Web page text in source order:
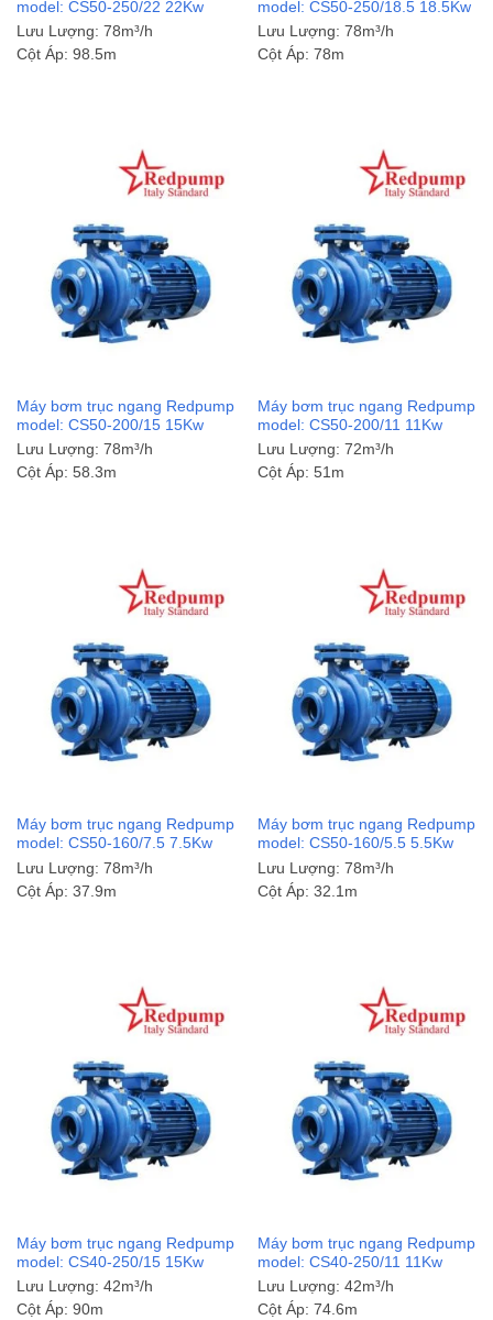
model: CS50-250/22 22Kw
Lưu Lượng: 78m³/h
Cột Áp: 98.5m
model: CS50-250/18.5 18.5Kw
Lưu Lượng: 78m³/h
Cột Áp: 78m
Máy bơm trục ngang Redpump
model: CS50-200/15 15Kw
Lưu Lượng: 78m³/h
Cột Áp: 58.3m
Máy bơm trục ngang Redpump
model: CS50-200/11 11Kw
Lưu Lượng: 72m³/h
Cột Áp: 51m
Máy bơm trục ngang Redpump
model: CS50-160/7.5 7.5Kw
Lưu Lượng: 78m³/h
Cột Áp: 37.9m
Máy bơm trục ngang Redpump
model: CS50-160/5.5 5.5Kw
Lưu Lượng: 78m³/h
Cột Áp: 32.1m
Máy bơm trục ngang Redpump
model: CS40-250/15 15Kw
Lưu Lượng: 42m³/h
Cột Áp: 90m
Máy bơm trục ngang Redpump
model: CS40-250/11 11Kw
Lưu Lượng: 42m³/h
Cột Áp: 74.6m